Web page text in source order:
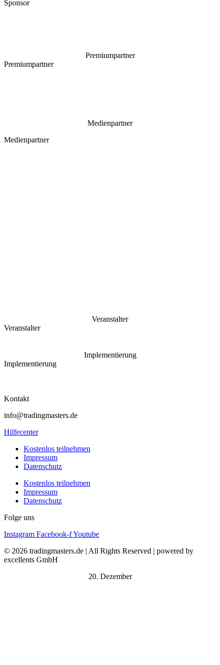
Sponsor
Premiumpartner
Premiumpartner
Medienpartner
Medienpartner
Veranstalter
Veranstalter
Implementierung
Implementierung
Kontakt
info@tradingmasters.de
Hilfecenter
Kostenlos teilnehmen
Impressum
Datenschutz
Kostenlos teilnehmen
Impressum
Datenschutz
Folge uns
Instagram Facebook-fYoutube
© 2026 tradingmasters.de | All Rights Reserved | powered by
excellents GmbH
20. Dezember